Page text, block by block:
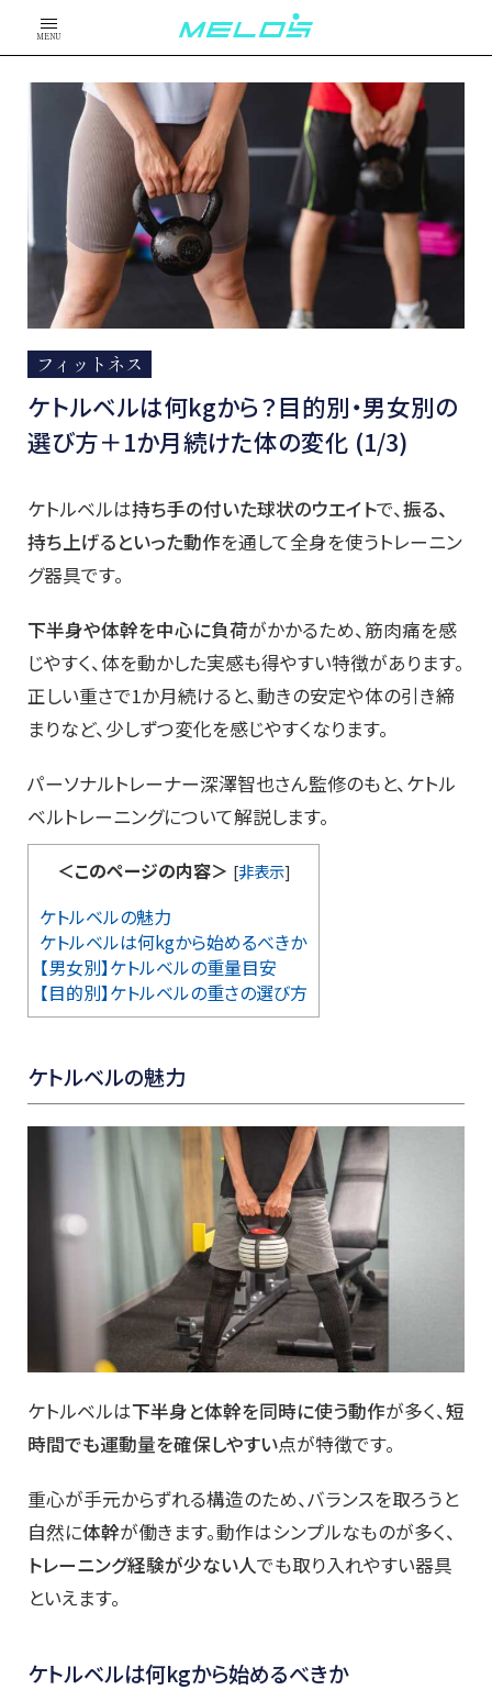
MENU
フィットネス
ケトルベルは何kgから？目的別・男女別の
選び方＋1か月続けた体の変化 (1/3)
ケトルベルは持ち手の付いた球状のウエイトで、振る、
持ち上げるといった動作を通して全身を使うトレーニン
グ器具です。
下半身や体幹を中心に負荷がかかるため、筋肉痛を感
じやすく、体を動かした実感も得やすい特徴があります。
正しい重さで1か月続けると、動きの安定や体の引き締
まりなど、少しずつ変化を感じやすくなります。
パーソナルトレーナー深澤智也さん監修のもと、ケトル
ベルトレーニングについて解説します。
＜このページの内容＞ [非表示]
ケトルベルの魅力
ケトルベルは何kgから始めるべきか
【男女別】ケトルベルの重量目安
【目的別】ケトルベルの重さの選び方
ケトルベルの魅力
ケトルベルは下半身と体幹を同時に使う動作が多く、短
時間でも運動量を確保しやすい点が特徴です。
重心が手元からずれる構造のため、バランスを取ろうと
自然に体幹が働きます。動作はシンプルなものが多く、
トレーニング経験が少ない人でも取り入れやすい器具
といえます。
ケトルベルは何kgから始めるべきか